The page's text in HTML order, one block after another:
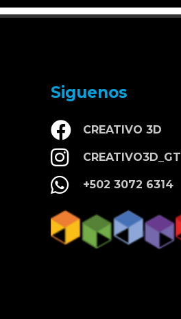
Siguenos
CREATIVO 3D
CREATIVO3D_GT
+502 3072 6314